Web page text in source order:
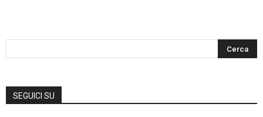
SEGUICI SU